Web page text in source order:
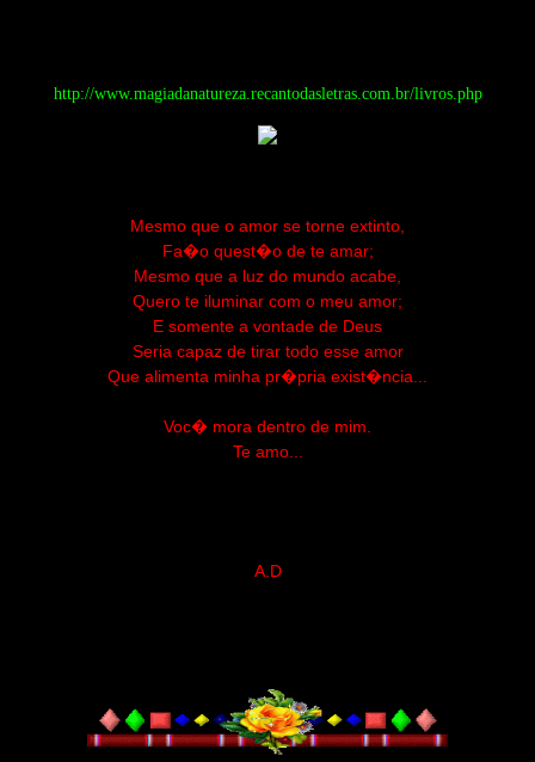
http://www.magiadanatureza.recantodasletras.com.br/livros.php
Mesmo que o amor se torne extinto,
Fa�o quest�o de te amar;
Mesmo que a luz do mundo acabe,
Quero te iluminar com o meu amor;
E somente a vontade de Deus
Seria capaz de tirar todo esse amor
Que alimenta minha pr�pria exist�ncia...
Voc� mora dentro de mim.
Te amo...
A.D